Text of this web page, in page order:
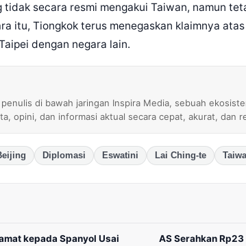
tidak secara resmi mengakui Taiwan, namun
itu, Tiongkok terus menegaskan klaimnya
dengan negara lain.
penulis di bawah jaringan Inspira Media, sebuah
opini, dan informasi aktual secara cepat, akurat, dan
Diplomasi Eswatini Lai Ching-te
kepada Spanyol Usai
AS Serahkan